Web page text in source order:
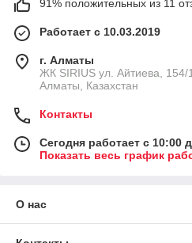
91% положительных из 11
Работает с 10.03.2019
г. Алматы
​ЖК SIRIUS​ ул. Айтиева, 154/
Алматы, Казахстан
Контакты
Сегодня работает с 10:00
Показать весь график
О нас